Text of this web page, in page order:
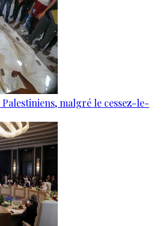
malgré le cessez-le-